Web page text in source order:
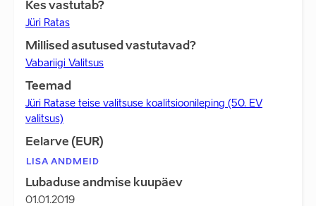
Kes vastutab?
Jüri Ratas
Millised asutused vastutavad?
Vabariigi Valitsus
Teemad
Jüri Ratase teise valitsuse koalitsioonileping (50. EV
valitsus)
Eelarve (EUR)
LISA ANDMEID
Lubaduse andmise kuupäev
01.01.2019